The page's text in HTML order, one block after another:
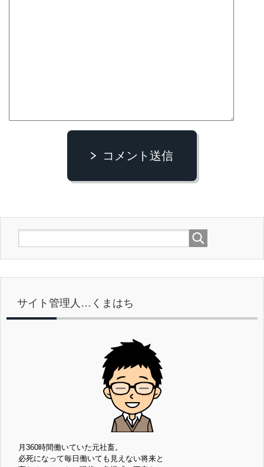
コメント送信
サイト管理人…くまはち
月360時間働いていた元社畜。
必死になって毎日働いても見えない将来と